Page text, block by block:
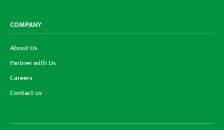
COMPANY
About Us
Partner with Us
Careers
Contact us